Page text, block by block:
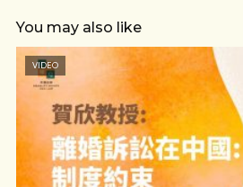
You may also like
VIDEO